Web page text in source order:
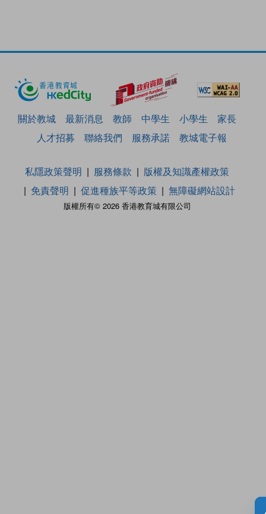
關於教城 最新消息 教師 中學生 小學生
家長
人才招募
聯絡我們 服務承諾 教城電子報
版權所有© 2026 香港教育城有限公司
私隱政策聲明 服務條款
版權及知識產權政策
免責聲明
促進種族平等政策 無障礙網站設計